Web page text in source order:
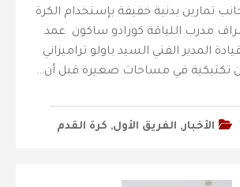
تمارين بدنية خفيفة بإستخدام الكرة
مدرب اللياقة كورادو ساكون عمد
المدير الفني السيد باولو تراميزاني
تكتيكية في مساحات صغيرة قبل أن…
الأخبار, الفريق الأول, كرة القدم